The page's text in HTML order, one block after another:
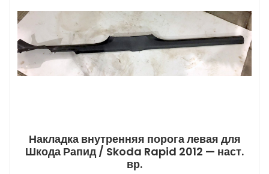
Накладка внутренняя порога левая для
Шкода Рапид / Skoda Rapid 2012 — наст.
вр.